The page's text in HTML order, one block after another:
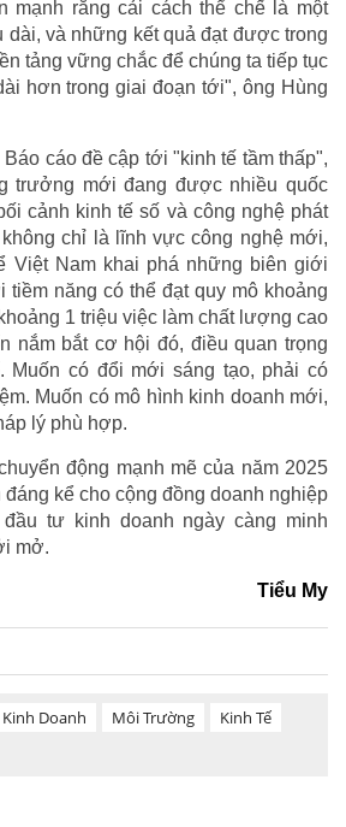
mạnh rằng cải cách thể chế là một
dài, và những kết quả đạt được trong
tảng vững chắc để chúng ta tiếp tục
hơn trong giai đoạn tới", ông Hùng
cáo đề cập tới "kinh tế tầm thấp",
trưởng mới đang được nhiều quốc
cảnh kinh tế số và công nghệ phát
chỉ là lĩnh vực công nghệ mới,
Việt Nam khai phá những biên giới
năng có thể đạt quy mô khoảng
1 triệu việc làm chất lượng cao
nắm bắt cơ hội đó, điều quan trọng
Muốn có đổi mới sáng tạo, phải có
Muốn có mô hình kinh doanh mới,
lý phù hợp.
động mạnh mẽ của năm 2025
kể cho cộng đồng doanh nghiệp
tư kinh doanh ngày càng minh
mở.
Tiểu My
Kinh Doanh Môi Trường
Kinh Tế